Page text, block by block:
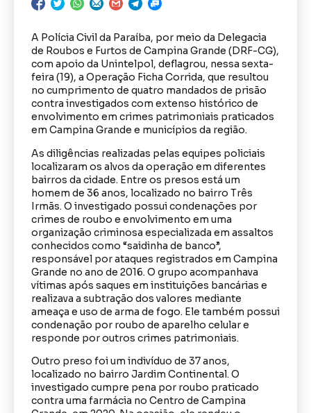
A Polícia Civil da Paraíba, por meio da Delegacia
de Roubos e Furtos de Campina Grande (DRF-CG),
com apoio da Unintelpol, deflagrou, nessa sexta-
feira (19), a Operação Ficha Corrida, que resultou
no cumprimento de quatro mandados de prisão
contra investigados com extenso histórico de
envolvimento em crimes patrimoniais praticados
em Campina Grande e municípios da região.
As diligências realizadas pelas equipes policiais
localizaram os alvos da operação em diferentes
bairros da cidade. Entre os presos está um
homem de 36 anos, localizado no bairro Três
Irmãs. O investigado possui condenações por
crimes de roubo e envolvimento em uma
organização criminosa especializada em assaltos
conhecidos como “saidinha de banco”,
responsável por ataques registrados em Campina
Grande no ano de 2016. O grupo acompanhava
vítimas após saques em instituições bancárias e
realizava a subtração dos valores mediante
ameaça e uso de arma de fogo. Ele também possui
condenação por roubo de aparelho celular e
responde por outros crimes patrimoniais.
Outro preso foi um indivíduo de 37 anos,
localizado no bairro Jardim Continental. O
investigado cumpre pena por roubo praticado
contra uma farmácia no Centro de Campina